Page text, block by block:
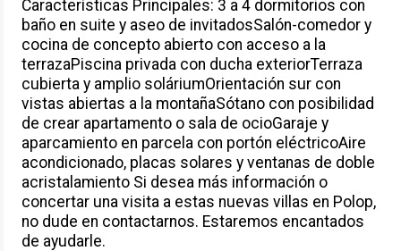
Características Principales: 3 a 4 dormitorios con
baño en suite y aseo de invitadosSalón-comedor y
cocina de concepto abierto con acceso a la
terrazaPiscina privada con ducha exteriorTerraza
cubierta y amplio soláriumOrientación sur con
vistas abiertas a la montañaSótano con posibilidad
de crear apartamento o sala de ocioGaraje y
aparcamiento en parcela con portón eléctricoAire
acondicionado, placas solares y ventanas de doble
acristalamiento Si desea más información o
concertar una visita a estas nuevas villas en Polop,
no dude en contactarnos. Estaremos encantados
de ayudarle.